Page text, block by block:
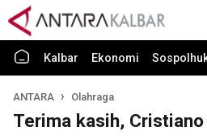
Kalbar Ekonomi
ANTARA Olahraga
Terima kasih,